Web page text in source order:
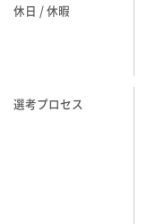
休日 / 休暇
選考プロセス